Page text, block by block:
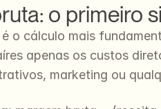
o primeiro
o cálculo mais
apenas os custos
marketing ou